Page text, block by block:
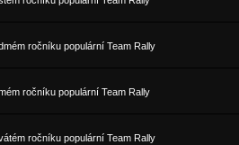
ročníku populární Team Rally
ročníku populární Team Rally
ročníku populární Team Rally